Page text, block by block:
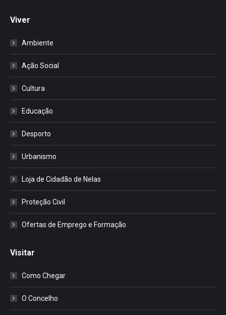
Viver
Ambiente
Ação Social
Cultura
Educação
Desporto
Urbanismo
Loja de Cidadão de Nelas
Proteção Civil
Ofertas de Emprego e Formação
Visitar
Como Chegar
O Concelho